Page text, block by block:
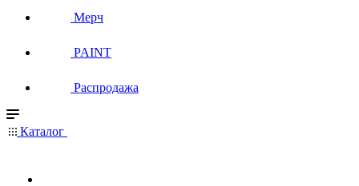
Мерч
PAINT
Распродажа
Каталог